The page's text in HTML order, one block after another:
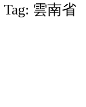
Tag: 雲南省